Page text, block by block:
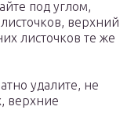
под углом,
верхний
листочков те же
удалите, не
верхние